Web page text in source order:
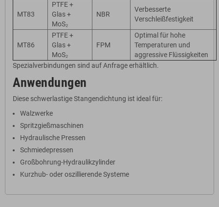
MT83
PTFE +
Glas +
MoS₂
NBR
Verbesserte
Verschleißfestigkeit
MT86
PTFE +
Glas +
MoS₂
FPM
Optimal für hohe
Temperaturen und
aggressive Flüssigkeiten
Spezialverbindungen sind auf Anfrage erhältlich.
Anwendungen
Diese schwerlastige Stangendichtung ist ideal für:
Walzwerke
Spritzgießmaschinen
Hydraulische Pressen
Schmiedepressen
Großbohrung-Hydraulikzylinder
Kurzhub- oder oszillierende Systeme